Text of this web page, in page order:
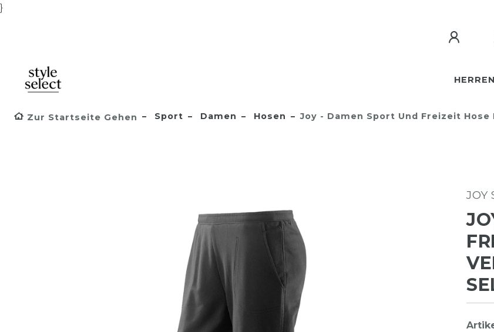
}
HERREN
Zur Startseite Gehen Sport Damen Hosen Joy - Damen Sport Und Freizeit
JOY